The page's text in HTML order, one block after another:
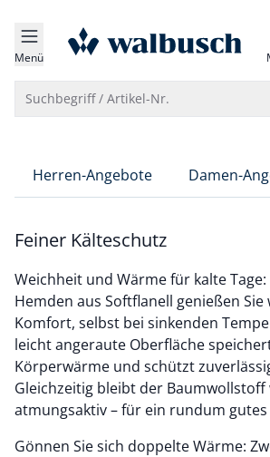
springen
springen
springen
Menü zur Startseite
Suchbegriff / Artikel-Nr.
Herren-Angebote Damen-
Feiner Kälteschutz
Weichheit und Wärme für kalte
Hemden aus Softflanell genießen
Komfort, selbst bei sinkenden
leicht angeraute Oberfläche
Körperwärme und schützt
Gleichzeitig bleibt der Baumwollstoff
atmungsaktiv – für ein rundum gutes
Gönnen Sie sich doppelte Wärme: